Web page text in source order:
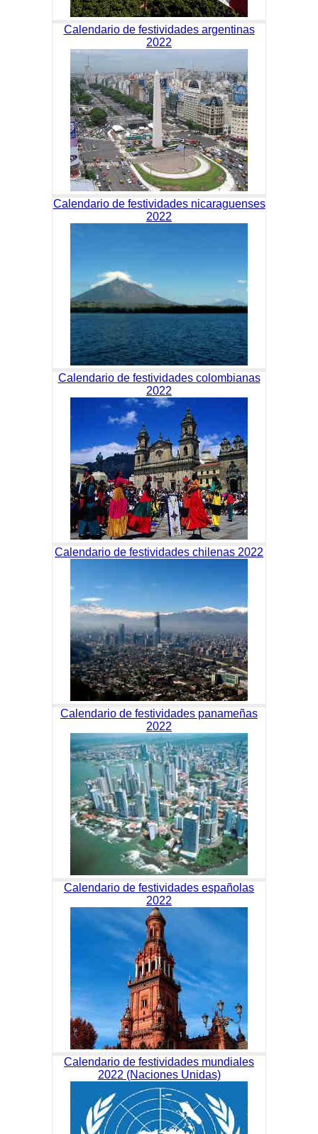
Calendario de festividades argentinas
2022
Calendario de festividades nicaraguenses
2022
Calendario de festividades colombianas
2022
Calendario de festividades chilenas 2022
Calendario de festividades panameñas
2022
Calendario de festividades españolas
2022
Calendario de festividades mundiales
2022 (Naciones Unidas)